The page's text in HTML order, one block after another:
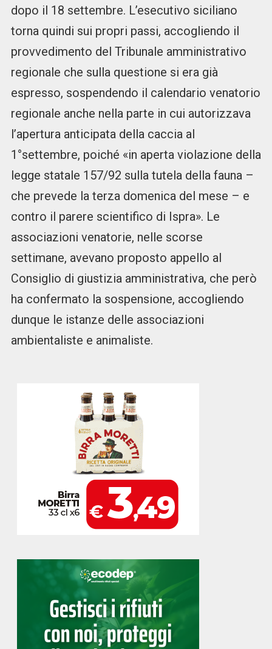
dopo il 18 settembre. L’esecutivo siciliano
torna quindi sui propri passi, accogliendo il
provvedimento del Tribunale amministrativo
regionale che sulla questione si era già
espresso, sospendendo il calendario venatorio
regionale anche nella parte in cui autorizzava
l’apertura anticipata della caccia al
1°settembre, poiché «in aperta violazione della
legge statale 157/92 sulla tutela della fauna –
che prevede la terza domenica del mese – e
contro il parere scientifico di Ispra». Le
associazioni venatorie, nelle scorse
settimane, avevano proposto appello al
Consiglio di giustizia amministrativa, che però
ha confermato la sospensione, accogliendo
dunque le istanze delle associazioni
ambientaliste e animaliste.